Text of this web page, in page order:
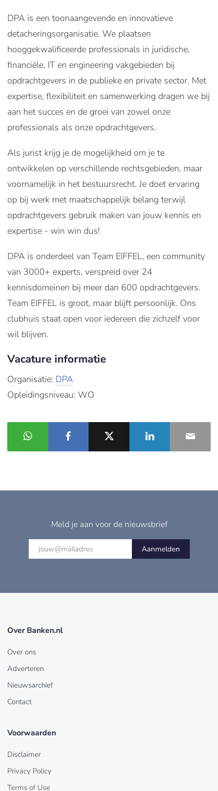
DPA is een toonaangevende en innovatieve
detacheringsorganisatie. We plaatsen
hooggekwalificeerde professionals in juridische,
financiële, IT en engineering vakgebieden bij
opdrachtgevers in de publieke en private sector. Met
expertise, flexibiliteit en samenwerking dragen we bij
aan het succes en de groei van zowel onze
professionals als onze opdrachtgevers.
Als jurist krijg je de mogelijkheid om je te
ontwikkelen op verschillende rechtsgebieden, maar
voornamelijk in het bestuursrecht. Je doet ervaring
op bij werk met maatschappelijk belang terwijl
opdrachtgevers gebruik maken van jouw kennis en
expertise - win win dus!
DPA is onderdeel van Team EIFFEL, een community
van 3000+ experts, verspreid over 24
kennisdomeinen bij meer dan 600 opdrachtgevers.
Team EIFFEL is groot, maar blijft persoonlijk. Ons
clubhuis staat open voor iedereen die zichzelf voor
wil blijven.
Vacature informatie
Organisatie: DPA
Opleidingsniveau: WO
Meld je aan voor de nieuwsbrief
Aanmelden
Over Banken.nl
Over ons
Adverteren
Nieuwsarchief
Contact
Voorwaarden
Disclaimer
Privacy Policy
Terms of Use